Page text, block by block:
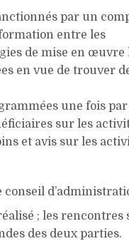
par un
entre les
de mise en œuvre
en vue de trouver
une fois
sur les
et avis sur les
; les rencontres
des deux parties.